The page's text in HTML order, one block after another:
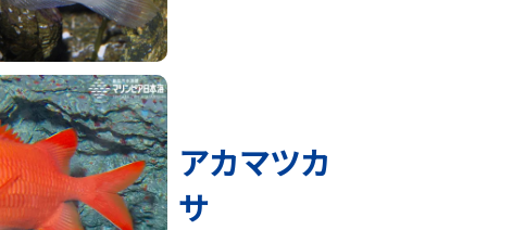
アカマツカ
サ